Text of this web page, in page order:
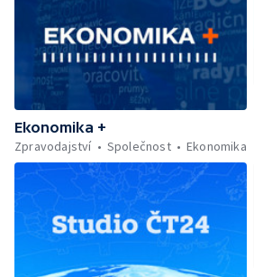
Ekonomika +
Zpravodajství
Společnost Ekonomika